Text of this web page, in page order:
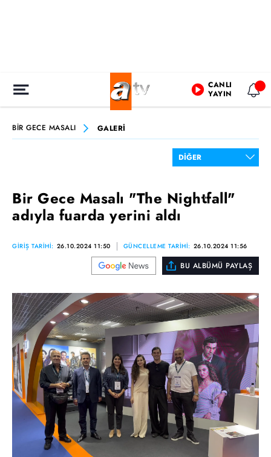
CANLI
YAYIN
BİR GECE MASALI GALERİ
Bir Gece Masalı "The Nightfall"
adıyla fuarda yerini aldı
GİRİŞ TARİHİ: 26.10.2024 11:50 GÜNCELLEME TARİHİ: 26.10.2024 11:56
BU ALBÜMÜ PAYLAŞ